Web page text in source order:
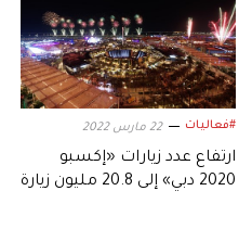
#فعاليات 22 مارس 2022
ارتفاع عدد زيارات «إكسبو
2020 دبي» إلى 20.8 مليون زيارة